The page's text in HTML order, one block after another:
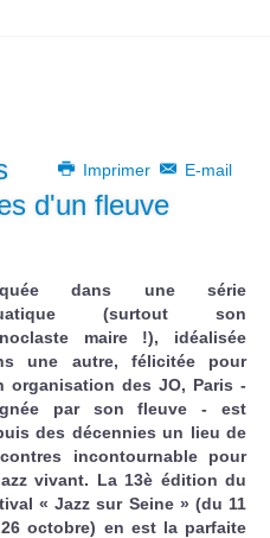
Imprimer E-mail
d'un fleuve
dans une série
(surtout son
maire !), idéalisée
une autre, félicitée pour
organisation des JO, Paris -
par son fleuve - est
des décennies un lieu de
incontournable pour
vivant. La 13è édition du
« Jazz sur Seine » (du 11
octobre) en est la parfaite